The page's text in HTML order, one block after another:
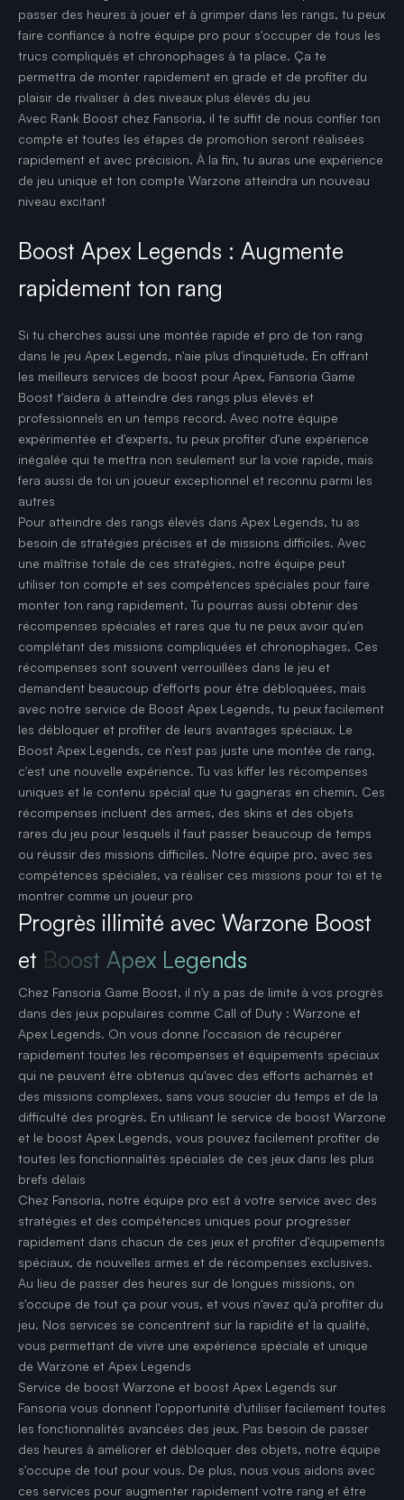
passer des heures à jouer et à grimper dans les rangs, tu peux
faire confiance à notre équipe pro pour s'occuper de tous les
trucs compliqués et chronophages à ta place. Ça te
permettra de monter rapidement en grade et de profiter du
plaisir de rivaliser à des niveaux plus élevés du jeu
Avec Rank Boost chez Fansoria, il te suffit de nous confier ton
compte et toutes les étapes de promotion seront réalisées
rapidement et avec précision. À la fin, tu auras une expérience
de jeu unique et ton compte Warzone atteindra un nouveau
niveau excitant
Boost Apex Legends : Augmente
rapidement ton rang
Si tu cherches aussi une montée rapide et pro de ton rang
dans le jeu Apex Legends, n'aie plus d'inquiétude. En offrant
les meilleurs services de boost pour Apex, Fansoria Game
Boost t'aidera à atteindre des rangs plus élevés et
professionnels en un temps record. Avec notre équipe
expérimentée et d'experts, tu peux profiter d'une expérience
inégalée qui te mettra non seulement sur la voie rapide, mais
fera aussi de toi un joueur exceptionnel et reconnu parmi les
autres
Pour atteindre des rangs élevés dans Apex Legends, tu as
besoin de stratégies précises et de missions difficiles. Avec
une maîtrise totale de ces stratégies, notre équipe peut
utiliser ton compte et ses compétences spéciales pour faire
monter ton rang rapidement. Tu pourras aussi obtenir des
récompenses spéciales et rares que tu ne peux avoir qu'en
complétant des missions compliquées et chronophages. Ces
récompenses sont souvent verrouillées dans le jeu et
demandent beaucoup d'efforts pour être débloquées, mais
avec notre service de Boost Apex Legends, tu peux facilement
les débloquer et profiter de leurs avantages spéciaux. Le
Boost Apex Legends, ce n'est pas juste une montée de rang,
c'est une nouvelle expérience. Tu vas kiffer les récompenses
uniques et le contenu spécial que tu gagneras en chemin. Ces
récompenses incluent des armes, des skins et des objets
rares du jeu pour lesquels il faut passer beaucoup de temps
ou réussir des missions difficiles. Notre équipe pro, avec ses
compétences spéciales, va réaliser ces missions pour toi et te
montrer comme un joueur pro
Progrès illimité avec Warzone Boost
et Boost Apex Legends
Chez Fansoria Game Boost, il n'y a pas de limite à vos progrès
dans des jeux populaires comme Call of Duty : Warzone et
Apex Legends. On vous donne l'occasion de récupérer
rapidement toutes les récompenses et équipements spéciaux
qui ne peuvent être obtenus qu'avec des efforts acharnés et
des missions complexes, sans vous soucier du temps et de la
difficulté des progrès. En utilisant le service de boost Warzone
et le boost Apex Legends, vous pouvez facilement profiter de
toutes les fonctionnalités spéciales de ces jeux dans les plus
brefs délais
Chez Fansoria, notre équipe pro est à votre service avec des
stratégies et des compétences uniques pour progresser
rapidement dans chacun de ces jeux et profiter d'équipements
spéciaux, de nouvelles armes et de récompenses exclusives.
Au lieu de passer des heures sur de longues missions, on
s'occupe de tout ça pour vous, et vous n'avez qu'à profiter du
jeu. Nos services se concentrent sur la rapidité et la qualité,
vous permettant de vivre une expérience spéciale et unique
de Warzone et Apex Legends
Service de boost Warzone et boost Apex Legends sur
Fansoria vous donnent l'opportunité d'utiliser facilement toutes
les fonctionnalités avancées des jeux. Pas besoin de passer
des heures à améliorer et débloquer des objets, notre équipe
s'occupe de tout pour vous. De plus, nous vous aidons avec
ces services pour augmenter rapidement votre rang et être